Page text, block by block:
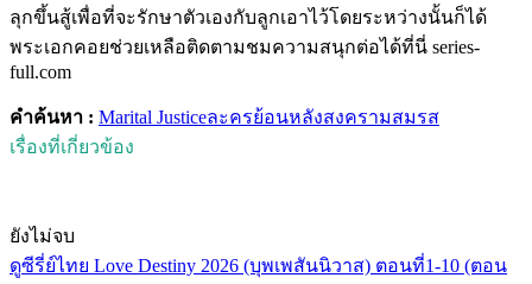
ลุกขึ้นสู้เพื่อที่จะรักษาตัวเองกับลูกเอาไว้โดยระหว่างนั้นก็ได้
พระเอกคอยช่วยเหลือติดตามชมความสนุกต่อได้ที่นี่ series-
full.com
คำค้นหา : Marital Justiceละครย้อนหลังสงครามสมรส
เรื่องที่เกี่ยวข้อง
ยังไม่จบ
ดูซีรี่ย์ไทย Love Destiny 2026 (บุพเพสันนิวาส) ตอนที่1-10 (ตอน